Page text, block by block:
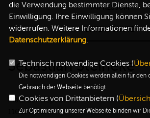
IMPRESSUM
DATENSCHUTZ
Sebastian Steineke
Platz der Republik 1
11011 Berlin
die Verwendung bestimmter Dienste,
Einwilligung. Ihre Einwilligung können
widerrufen. Weitere Informationen
Datenschutzerklärung.
Technisch notwendige Cookies (
Die notwendigen Cookies werden allein für den
Gebrauch der Webseite benötigt.
Cookies von Drittanbietern (
Zur Optimierung unserer Webseite binden wir